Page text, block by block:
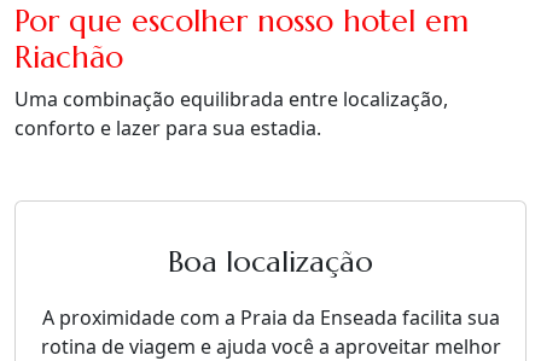
Por que escolher nosso hotel em
Riachão
Uma combinação equilibrada entre localização,
conforto e lazer para sua estadia.
Boa localização
A proximidade com a Praia da Enseada facilita sua
rotina de viagem e ajuda você a aproveitar melhor